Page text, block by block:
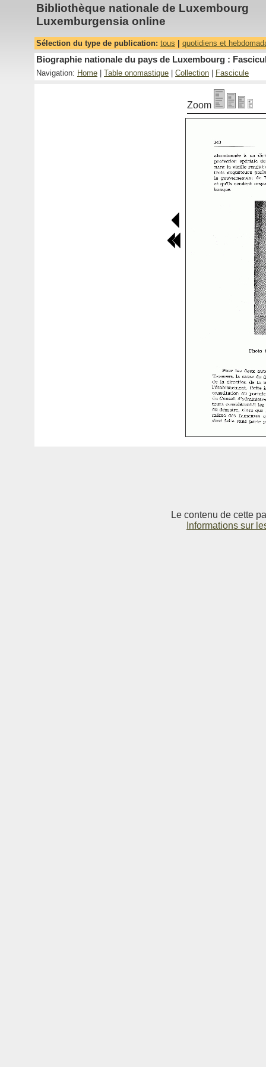
Bibliothèque nationale de Luxembourg
Luxemburgensia online
Sélection du type de publication: tous quotidiens et
Biographie nationale du pays de Luxembourg :
Navigation: Home Table onomastique Collection Fascicule
Zoom
Le contenu de cette
Informations sur